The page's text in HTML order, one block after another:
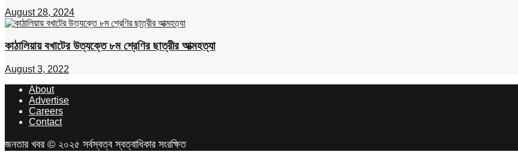
August 28, 2024
কাঠালিয়ায় বখাটের উত্যক্তে ৮ম শ্রেণির ছাত্রীর আত্মহত্যা
August 3, 2022
About
Advertise
Careers
Contact
জনতার খবর © ২০২৫ সর্বস্বত্ব স্বত্বাধিকার সংরক্ষিত